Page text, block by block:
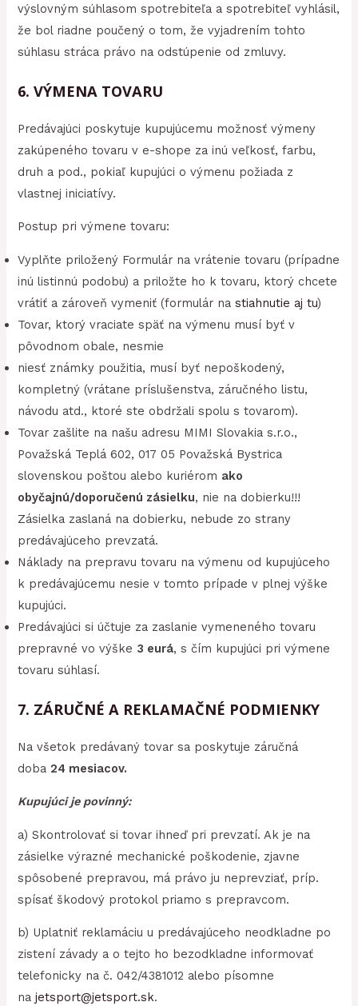
výslovným súhlasom spotrebiteľa a spotrebiteľ vyhlásil,
že bol riadne poučený o tom, že vyjadrením tohto
súhlasu stráca právo na odstúpenie od zmluvy.
6. VÝMENA TOVARU
Predávajúci poskytuje kupujúcemu možnosť výmeny
zakúpeného tovaru v e-shope za inú veľkosť, farbu,
druh a pod., pokiaľ kupujúci o výmenu požiada z
vlastnej iniciatívy.
Postup pri výmene tovaru:
Vyplňte priložený Formulár na vrátenie tovaru (prípadne
inú listinnú podobu) a priložte ho k tovaru, ktorý chcete
vrátiť a zároveň vymeniť (formulár nastiahnutie aj tu)
Tovar, ktorý vraciate späť na výmenu musí byť v
pôvodnom obale, nesmie
niesť známky použitia, musí byť nepoškodený,
kompletný (vrátane príslušenstva, záručného listu,
návodu atd., ktoré ste obdržali spolu s tovarom).
Tovar zašlite na našu adresu MIMI Slovakia s.r.o.,
Považská Teplá 602, 017 05 Považská Bystrica
slovenskou poštou alebo kuriérom ako
obyčajnú/doporučenú zásielku, nie na dobierku!!!
Zásielka zaslaná na dobierku, nebude zo strany
predávajúceho prevzatá.
Náklady na prepravu tovaru na výmenu od kupujúceho
k predávajúcemu nesie v tomto prípade v plnej výške
kupujúci.
Predávajúci si účtuje za zaslanie vymeneného tovaru
prepravné vo výške 3 eurá, s čím kupujúci pri výmene
tovaru súhlasí.
7. ZÁRUČNÉ A REKLAMAČNÉ PODMIENKY
Na všetok predávaný tovar sa poskytuje záručná
doba24 mesiacov.
Kupujúci je povinný:
a) Skontrolovať si tovar ihneď pri prevzatí. Ak je na
zásielke výrazné mechanické poškodenie, zjavne
spôsobené prepravou, má právo ju neprevziať, príp.
spísať škodový protokol priamo s prepravcom.
b) Uplatniť reklamáciu u predávajúceho neodkladne po
zistení závady a o tejto ho bezodkladne informovať
telefonicky na č. 042/4381012 alebo písomne
najetsport@jetsport.sk.